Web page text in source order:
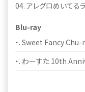
04. アレグロめいて
Blu-ray
・. Sweet Fancy
・. わーすた 10th
04. Sweet Fancy
Blu-ray
・. アレグロめいてるラ
・. アレグロめいてる
04. アレグロめいて
04. Sweet Fancy